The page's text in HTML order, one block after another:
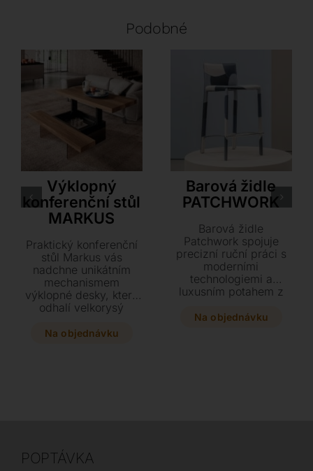
Podobné
Výklopný
konferenční stůl
MARKUS
Praktický konferenční
stůl Markus vás
nadchne unikátním
mechanismem
výklopné desky, který
odhalí velkorysý
Elegantní kombinaci
Na objednávku
Barová židle
PATCHWORK
Barová židle
Patchwork spojuje
precizní ruční práci s
moderními
technologiemi a
luxusním potahem z
z hravých barev nebo
Na objednávku
POPTÁVKA